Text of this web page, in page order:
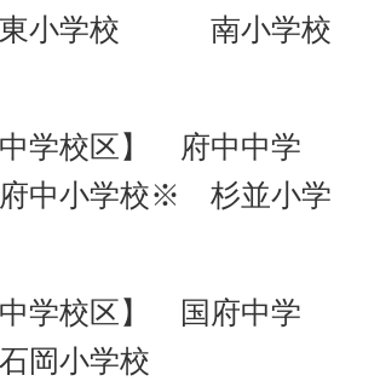
小学校 南小学校
中学校区】 府中中学
小学校※ 杉並小学
中学校区】 国府中学
小学校